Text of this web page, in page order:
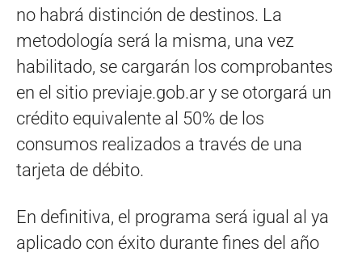
no habrá distinción de destinos. La
metodología será la misma, una vez
habilitado, se cargarán los comprobantes
en el sitio previaje.gob.ar y se otorgará un
crédito equivalente al 50% de los
consumos realizados a través de una
tarjeta de débito.
En definitiva, el programa será igual al ya
aplicado con éxito durante fines del año